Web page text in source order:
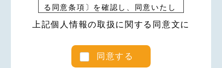
借入金額、借入
日、最終返済日等
よびその返済状況
(延滞、代位弁済、
本契約期間
中および本
(完済してい
ない場合は
により、個人信用情報機関から提供
を受けた申込人(資金需要者)の 借入
(資金需要者)の返済能力の調査以外
の目的に利用・第三者提供 いたし
る同意条項〕を確認し、同意いたし
ます。
書、保証委託約款および契約規定に
〔個人情報の収集・保有・利用・提
上記個人情報の取扱に関する同意文に
同意する